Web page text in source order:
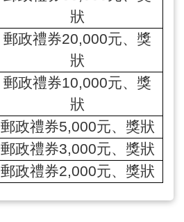
狀
郵政禮券20,000元、獎
狀
郵政禮券10,000元、獎
狀
郵政禮券5,000元、獎狀
郵政禮券3,000元、獎狀
郵政禮券2,000元、獎狀